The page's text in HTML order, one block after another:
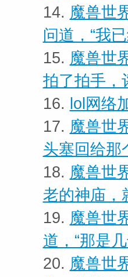
14. 魔兽世
问道，“我
15. 魔兽世
拍了拍手，
16. lol网络
17. 魔兽世
头塞回给那
18. 魔兽世
老的神庙，
19. 魔兽世
道，“那是
20. 魔兽世